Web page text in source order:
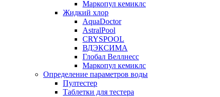
Маркопул кемиклс
Жидкий хлор
AquaDoctor
AstralPool
CRYSPOOL
ВДЭКСИМА
Глобал Веллнесс
Маркопул кемиклс
Определение параметров воды
Пултестер
Таблетки для тестера